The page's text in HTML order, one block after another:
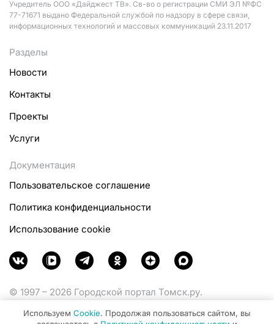
Учредитель ООО «Дайджест ТВ». Св-во о регистрации СМИ ЭЛ №ФС
77-71671 выдано Федеральной службой по надзору в сфере связи,
информационных технологий и массовых коммуникаций 23.11.2017
Разделы
Новости
Контакты
Проекты
Услуги
Документация
Пользовательское соглашение
Политика конфиденциальности
Использование cookie
© 1997 – 2026 Городской портал Томск.ру.
Министерства цифрового развития, связи и массовых
Используем Cookie. Продолжая пользоваться сайтом, вы